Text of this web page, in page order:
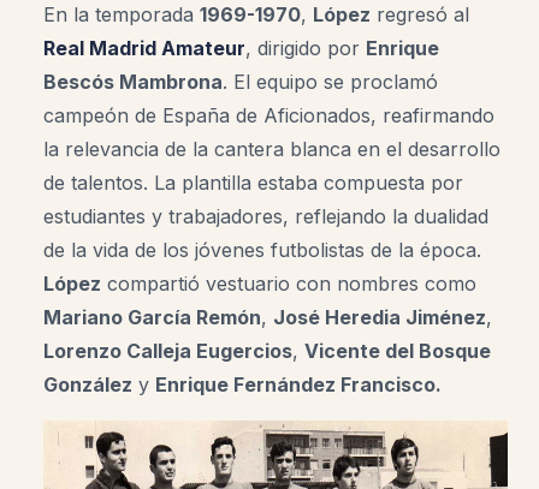
En la temporada 1969-1970, López regresó al
Real Madrid Amateur, dirigido por Enrique
Bescós Mambrona. El equipo se proclamó
campeón de España de Aficionados, reafirmando
la relevancia de la cantera blanca en el desarrollo
de talentos. La plantilla estaba compuesta por
estudiantes y trabajadores, reflejando la dualidad
de la vida de los jóvenes futbolistas de la época.
López compartió vestuario con nombres como
Mariano García Remón, José Heredia Jiménez,
Lorenzo Calleja Eugercios, Vicente del Bosque
González y Enrique Fernández Francisco.